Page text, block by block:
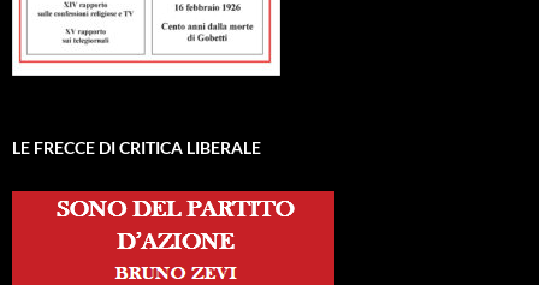
LE FRECCE DI CRITICA LIBERALE